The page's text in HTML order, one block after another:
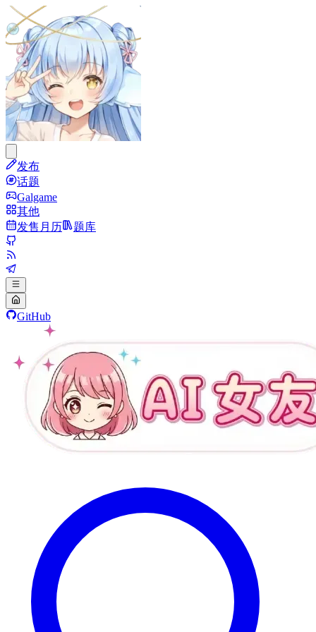
发布
话题
Galgame
其他
发售月历
题库
GitHub